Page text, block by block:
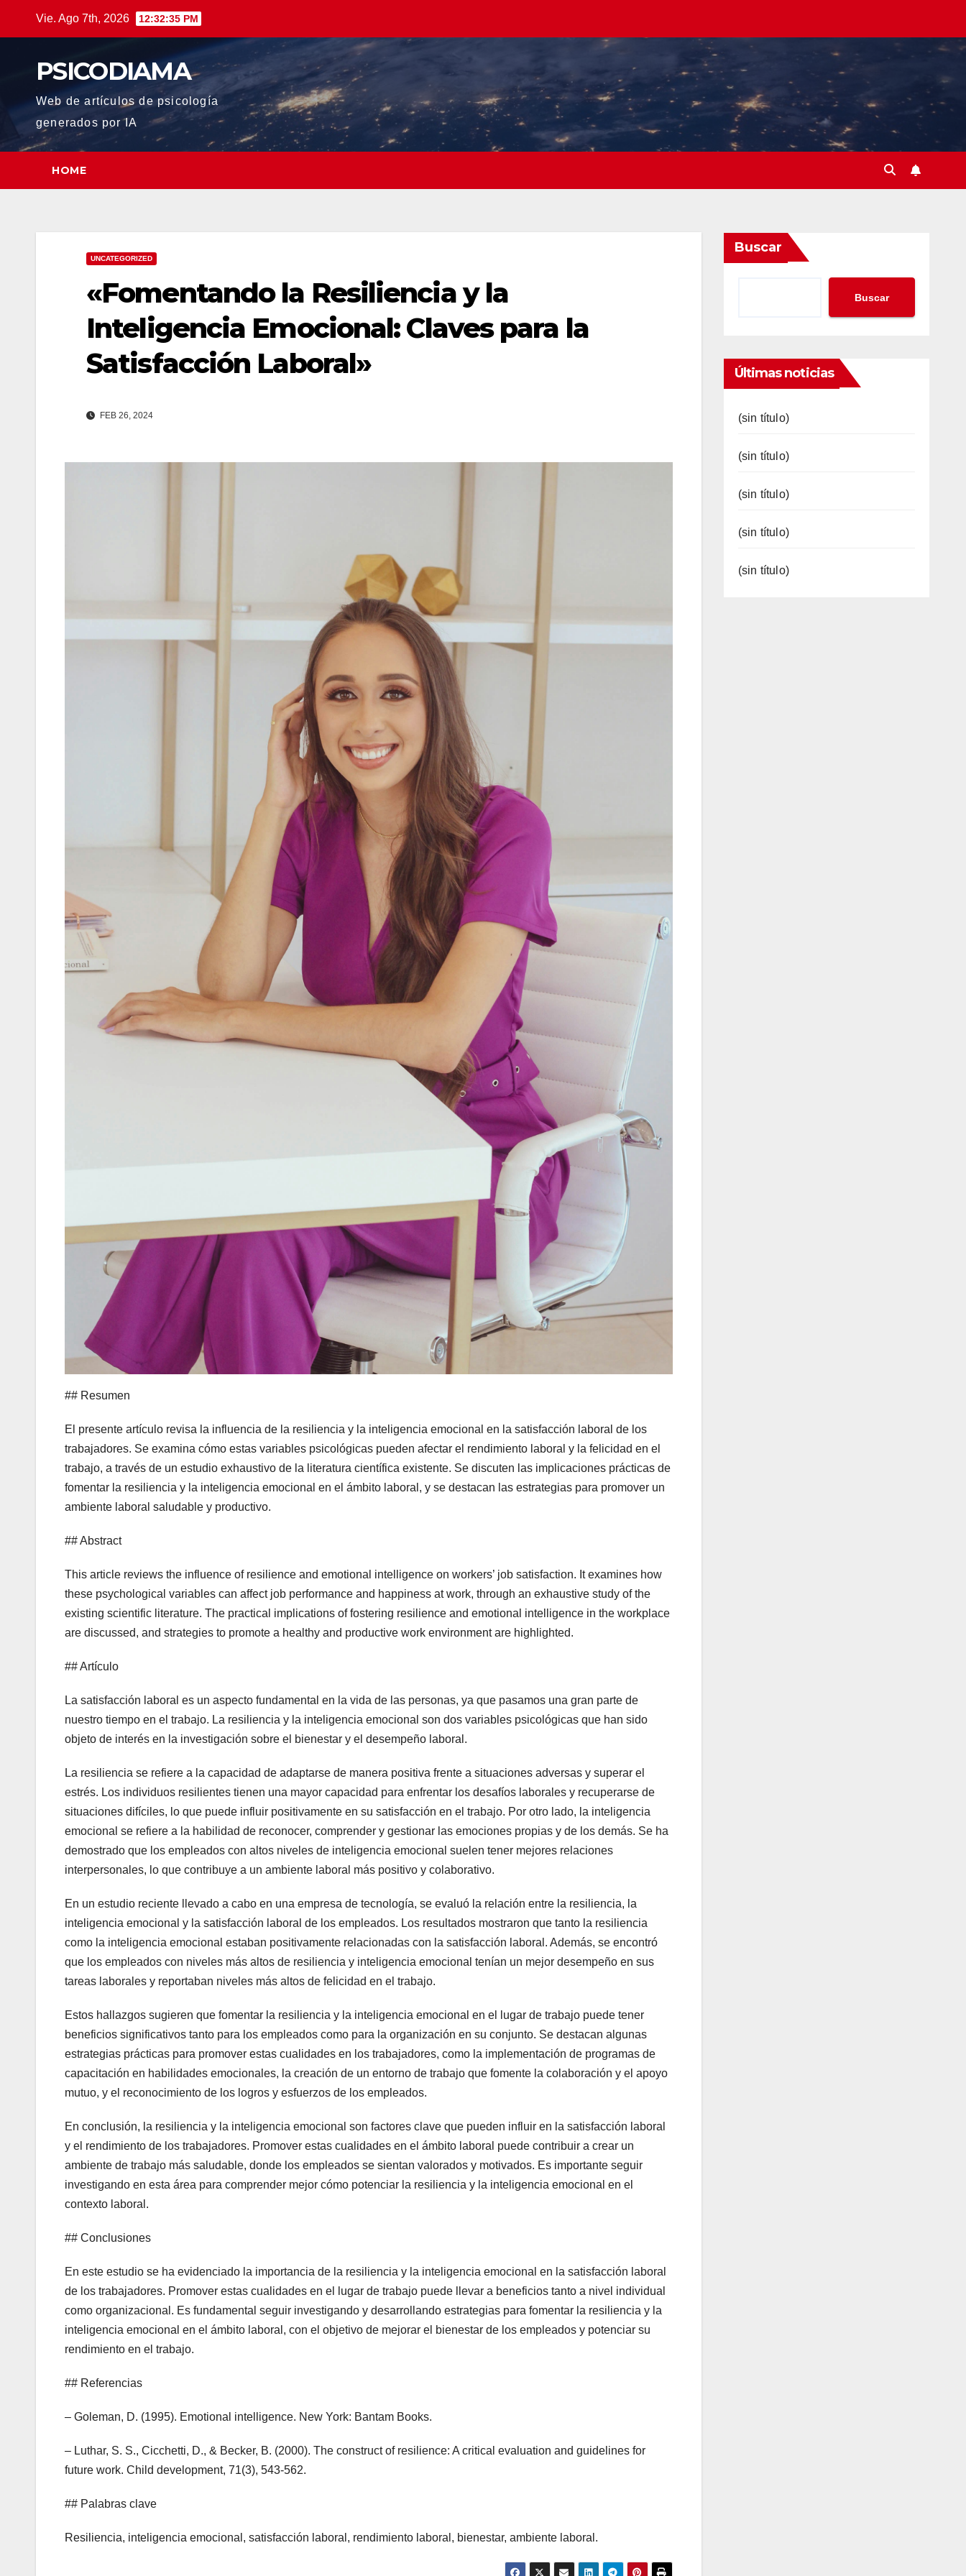
Vie. Ago 7th, 2026 12:32:37 PM
PSICODIAMA
Web de artículos de psicología
generados por IA
HOME
UNCATEGORIZED
«Fomentando la Resiliencia y la
Inteligencia Emocional: Claves para la
Satisfacción Laboral»
FEB 26, 2024
## Resumen
El presente artículo revisa la influencia de la resiliencia y la inteligencia emocional en la satisfacción laboral de los
trabajadores. Se examina cómo estas variables psicológicas pueden afectar el rendimiento laboral y la felicidad en el
trabajo, a través de un estudio exhaustivo de la literatura científica existente. Se discuten las implicaciones prácticas de
fomentar la resiliencia y la inteligencia emocional en el ámbito laboral, y se destacan las estrategias para promover un
ambiente laboral saludable y productivo.
## Abstract
This article reviews the influence of resilience and emotional intelligence on workers’ job satisfaction. It examines how
these psychological variables can affect job performance and happiness at work, through an exhaustive study of the
existing scientific literature. The practical implications of fostering resilience and emotional intelligence in the workplace
are discussed, and strategies to promote a healthy and productive work environment are highlighted.
## Artículo
La satisfacción laboral es un aspecto fundamental en la vida de las personas, ya que pasamos una gran parte de
nuestro tiempo en el trabajo. La resiliencia y la inteligencia emocional son dos variables psicológicas que han sido
objeto de interés en la investigación sobre el bienestar y el desempeño laboral.
La resiliencia se refiere a la capacidad de adaptarse de manera positiva frente a situaciones adversas y superar el
estrés. Los individuos resilientes tienen una mayor capacidad para enfrentar los desafíos laborales y recuperarse de
situaciones difíciles, lo que puede influir positivamente en su satisfacción en el trabajo. Por otro lado, la inteligencia
emocional se refiere a la habilidad de reconocer, comprender y gestionar las emociones propias y de los demás. Se ha
demostrado que los empleados con altos niveles de inteligencia emocional suelen tener mejores relaciones
interpersonales, lo que contribuye a un ambiente laboral más positivo y colaborativo.
En un estudio reciente llevado a cabo en una empresa de tecnología, se evaluó la relación entre la resiliencia, la
inteligencia emocional y la satisfacción laboral de los empleados. Los resultados mostraron que tanto la resiliencia
como la inteligencia emocional estaban positivamente relacionadas con la satisfacción laboral. Además, se encontró
que los empleados con niveles más altos de resiliencia y inteligencia emocional tenían un mejor desempeño en sus
tareas laborales y reportaban niveles más altos de felicidad en el trabajo.
Estos hallazgos sugieren que fomentar la resiliencia y la inteligencia emocional en el lugar de trabajo puede tener
beneficios significativos tanto para los empleados como para la organización en su conjunto. Se destacan algunas
estrategias prácticas para promover estas cualidades en los trabajadores, como la implementación de programas de
capacitación en habilidades emocionales, la creación de un entorno de trabajo que fomente la colaboración y el apoyo
mutuo, y el reconocimiento de los logros y esfuerzos de los empleados.
En conclusión, la resiliencia y la inteligencia emocional son factores clave que pueden influir en la satisfacción laboral
y el rendimiento de los trabajadores. Promover estas cualidades en el ámbito laboral puede contribuir a crear un
ambiente de trabajo más saludable, donde los empleados se sientan valorados y motivados. Es importante seguir
investigando en esta área para comprender mejor cómo potenciar la resiliencia y la inteligencia emocional en el
contexto laboral.
## Conclusiones
En este estudio se ha evidenciado la importancia de la resiliencia y la inteligencia emocional en la satisfacción laboral
de los trabajadores. Promover estas cualidades en el lugar de trabajo puede llevar a beneficios tanto a nivel individual
como organizacional. Es fundamental seguir investigando y desarrollando estrategias para fomentar la resiliencia y la
inteligencia emocional en el ámbito laboral, con el objetivo de mejorar el bienestar de los empleados y potenciar su
rendimiento en el trabajo.
## Referencias
– Goleman, D. (1995). Emotional intelligence. New York: Bantam Books.
– Luthar, S. S., Cicchetti, D., & Becker, B. (2000). The construct of resilience: A critical evaluation and guidelines for
future work. Child development, 71(3), 543-562.
## Palabras clave
Resiliencia, inteligencia emocional, satisfacción laboral, rendimiento laboral, bienestar, ambiente laboral.
Buscar
Buscar
Últimas noticias
(sin título)
(sin título)
(sin título)
(sin título)
(sin título)